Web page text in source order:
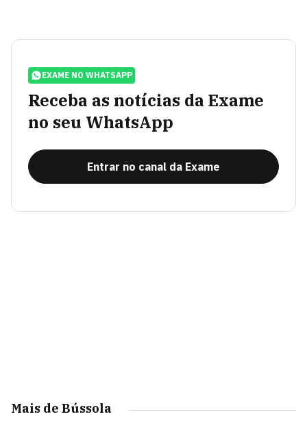
EXAME NO WHATSAPP
Receba as notícias da Exame
no seu WhatsApp
Entrar no canal da Exame
Mais de Bússola